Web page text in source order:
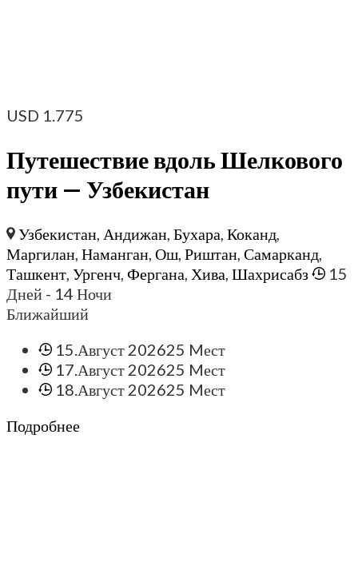
USD 1.775
Путешествие вдоль Шелкового
пути — Узбекистан
Узбекистан, Андижан,Бухара,Коканд,
Маргилан, Наманган, Ош, Риштан, Самарканд,
Ташкент, Ургенч, Фергана, Хива, Шахрисабз
15
Дней - 14 Ночи
Ближайший
15.Август 202625 Mест
17.Август 202625 Mест
18.Август 202625 Mест
Подробнее